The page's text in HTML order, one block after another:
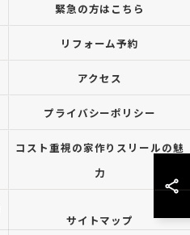
緊急の方はこちら
リフォーム予約
アクセス
プライバシーポリシー
コスト重視の家作りスリールの魅
力
サイトマップ